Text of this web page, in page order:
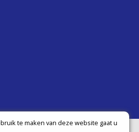
te maken van deze website gaat u